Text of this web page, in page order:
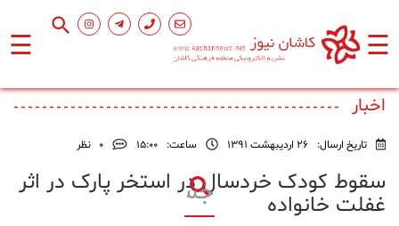
☰ ☰
اصلی
فرهنگ
اخبار
تاریخ ارسال: 26 اردیبهشت 1391 ساعت: ۱۵:۰۰ 0 نظر
سقوط کودک خردسال در استخر پارک در اثر
غفلت خانواده